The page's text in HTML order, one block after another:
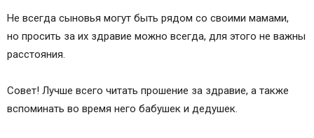
Не всегда сыновья могут быть рядом со своими мамами,
но просить за их здравие можно всегда, для этого не важны
расстояния.
Совет! Лучше всего читать прошение за здравие, а также
вспоминать во время него бабушек и дедушек.